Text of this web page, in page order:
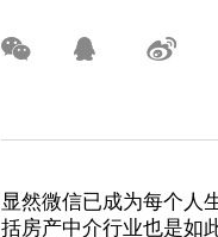
显然微信已成为每个人
括房产中介行业也是如